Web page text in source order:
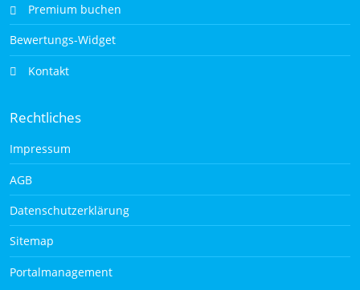
Premium buchen
Bewertungs-Widget
Kontakt
Rechtliches
Impressum
AGB
Datenschutzerklärung
Sitemap
Portalmanagement